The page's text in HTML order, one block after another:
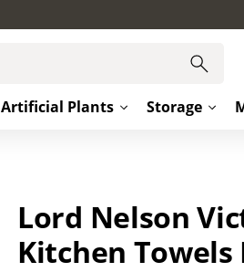
Artificial Plants Storage
Lord Nelson
Kitchen Towels